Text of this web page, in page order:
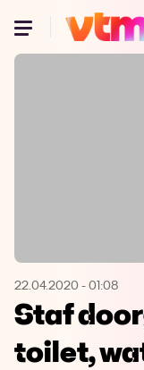
Oeps,
Opera
22.04.2020 - 01:08
Staf
toilet,